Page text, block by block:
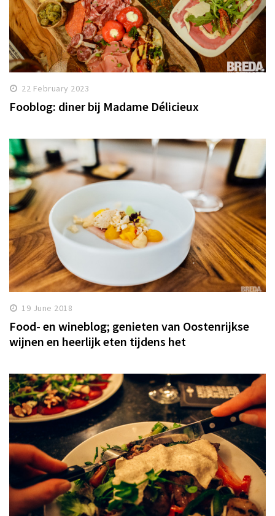
22 February 2023
Fooblog: diner bij Madame Délicieux
19 June 2018
Food- en wineblog; genieten van Oostenrijkse
wijnen en heerlijk eten tijdens het